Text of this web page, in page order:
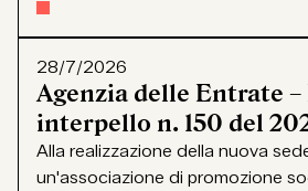
28/7/2026
Agenzia delle Entrate –
interpello n. 150 del
Alla realizzazione della nuova
un'associazione di promozione